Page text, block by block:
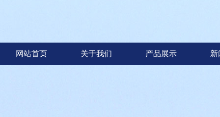
网站首页 关于我们 产品展示 新